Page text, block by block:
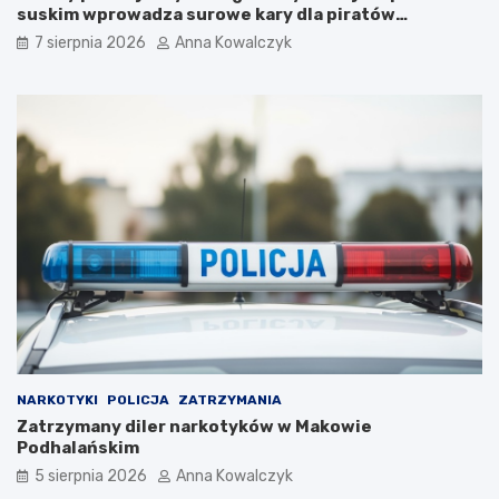
e
u
s
z
–
p
o
w
ó
t
d
o
l
:
N
r
a
k
c
j
n
a
h
o
suskim wprowadza surowe kary dla piratów
drogowych!
7 sierpnia 2026 Anna Kowalczyk
NARKOTYKI POLICJA ZATRZYMANIA
Zatrzymany diler narkotyków w Makowie
Podhalańskim
5 sierpnia 2026 Anna Kowalczyk